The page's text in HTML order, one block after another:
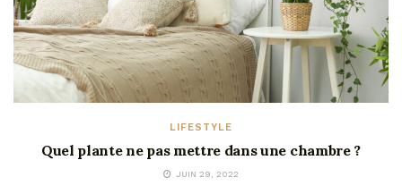
LIFESTYLE
Quel plante ne pas mettre dans une chambre ?
JUIN 29, 2022